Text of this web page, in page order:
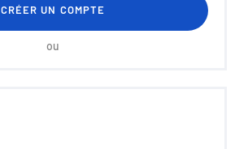
CRÉER UN COMPTE
ou